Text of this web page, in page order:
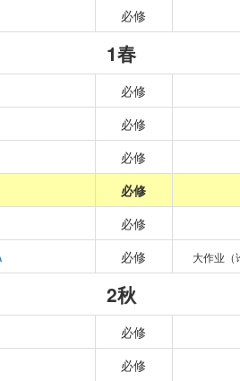
必修
1春
必修
必修
必修
必修
必修
必修 大作业（
2秋
必修
必修